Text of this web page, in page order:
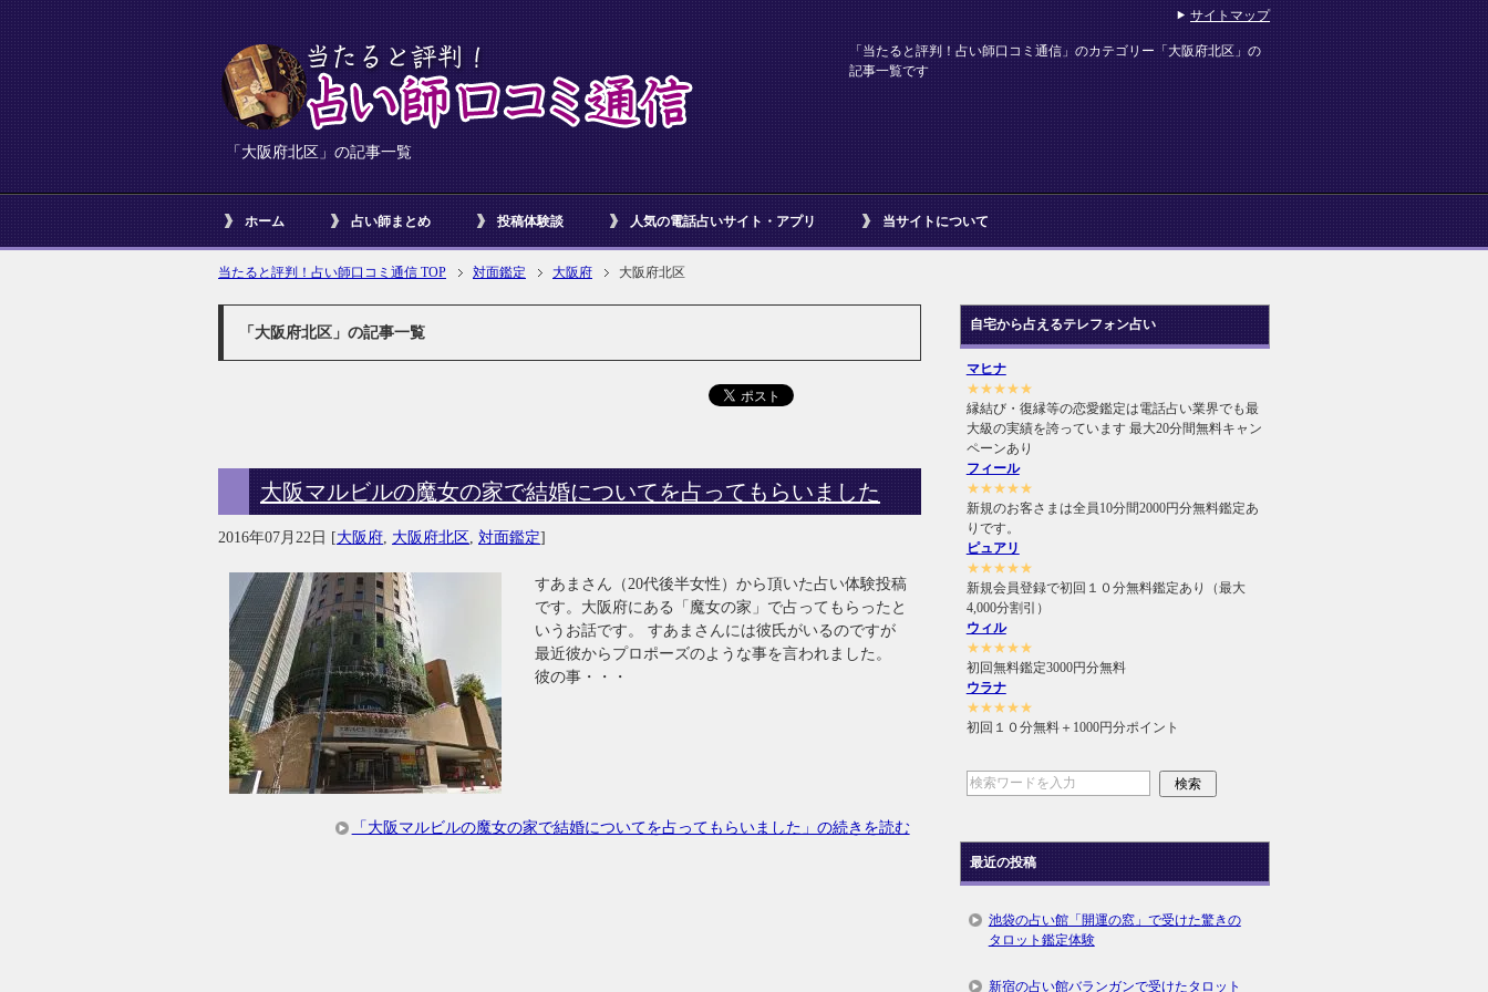
「大阪府北区」の記事一覧
「当たると評判！占い師口コミ通信」のカテゴリー「大阪府北区」の
記事一覧です
ホーム 占い師まとめ 投稿体験談 人気の電話占いサイト・アプリ 当サイトについて
当たると評判！占い師口コミ通信 TOP 対面鑑定 大阪府 大阪府北区
「大阪府北区」の記事一覧
大阪マルビルの魔女の家で結婚についてを占ってもらいました
2016年07月22日 [大阪府 大阪府北区 対面鑑定]
すあまさん（20代後半女性）から頂いた占い体験投稿
です。大阪府にある「魔女の家」で占ってもらったと
いうお話です。 すあまさんには彼氏がいるのですが
最近彼からプロポーズのような事を言われました。
彼の事・・・
「大阪マルビルの魔女の家で結婚についてを占ってもらいました」の続きを読む
自宅から占えるテレフォン占い
マヒナ
★★★★★
縁結び・復縁等の恋愛鑑定は電話占い業界でも最
大級の実績を誇っています 最大20分間無料キャン
ペーンあり
フィール
★★★★★
新規のお客さまは全員10分間2000円分無料鑑定あ
りです。
ピュアリ
★★★★★
新規会員登録で初回１０分無料鑑定あり（最大
4,000分割引）
ウィル
★★★★★
初回無料鑑定3000円分無料
ウラナ
★★★★★
初回１０分無料＋1000円分ポイント
最近の投稿
池袋の占い館「開運の窓」で受けた驚きの
タロット鑑定体験
新宿の占い館バランガンで受けたタロット
サイトマップ